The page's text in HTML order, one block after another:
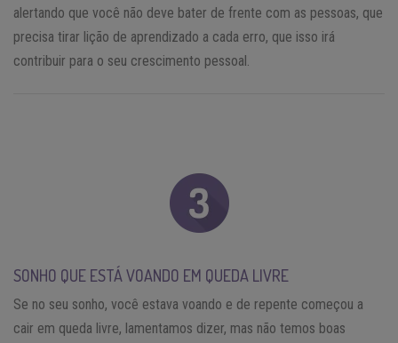
alertando que você não deve bater de frente com as pessoas, que
precisa tirar lição de aprendizado a cada erro, que isso irá
contribuir para o seu crescimento pessoal.
SONHO QUE ESTÁ VOANDO EM QUEDA LIVRE
Se no seu sonho, você estava voando e de repente começou a
cair em queda livre, lamentamos dizer, mas não temos boas